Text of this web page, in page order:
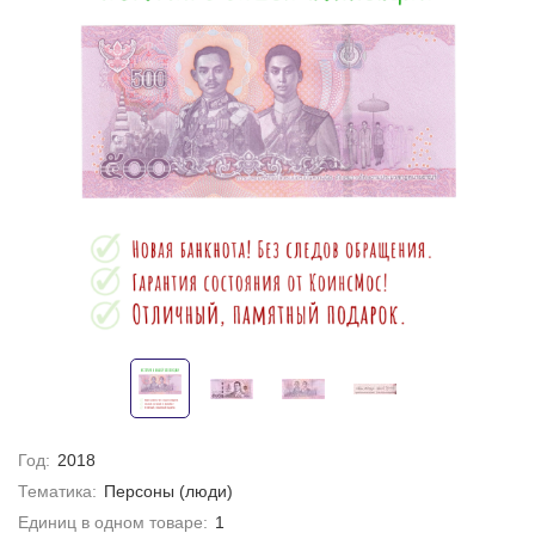
Год: 2018
Тематика: Персоны (люди)
Единиц в одном товаре: 1